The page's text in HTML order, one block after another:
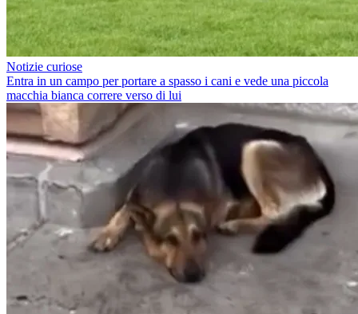
Notizie curiose
Entra in un campo per portare a spasso i cani e vede una piccola
macchia bianca correre verso di lui